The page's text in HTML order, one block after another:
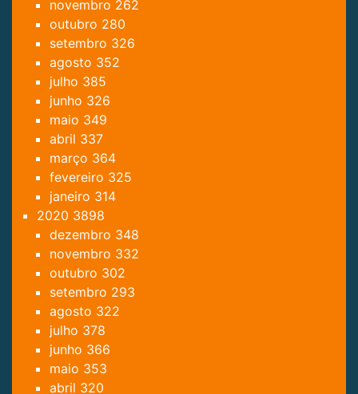
novembro 262
outubro 280
setembro 326
agosto 352
julho 385
junho 326
maio 349
abril 337
março 364
fevereiro 325
janeiro 314
2020 3898
dezembro 348
novembro 332
outubro 302
setembro 293
agosto 322
julho 378
junho 366
maio 353
abril 320